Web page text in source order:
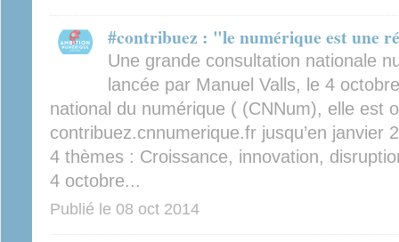
#contribuez : "le numérique est une
Une grande consultation nationale
lancée par Manuel Valls, le 4
national du numérique ( (CNNum), elle est
contribuez.cnnumerique.fr jusqu’en janvier
4 thèmes : Croissance, innovation,
4 octobre...
Publié le 08 oct 2014